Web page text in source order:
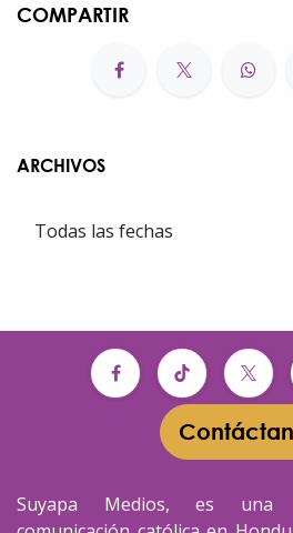
COMPARTIR
ARCHIVOS
Suyapa Medios, es una